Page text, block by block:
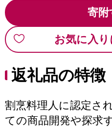
寄附
お気に入
返礼品の特徴
割烹料理人に認定さ
ての商品開発や探求